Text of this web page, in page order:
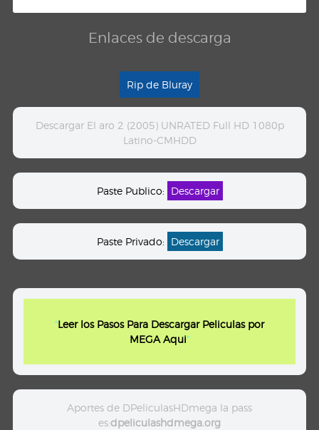
Enlaces de descarga
Rip de Bluray
Descargar El aro 2 (2005) UNRATED Full HD 1080p
Latino-CMHDD
Paste Publico: Descargar
Paste Privado: Descargar
"Leer los Pasos Para Descargar Peliculas por
MEGA Aqui"
Aportes de DPeliculasHDmega la pass
es:dpeliculashdmega.org